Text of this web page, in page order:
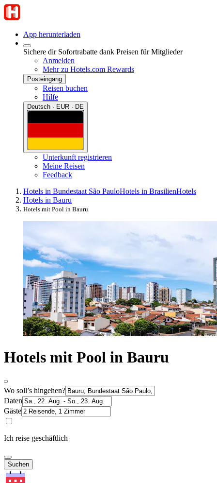
App herunterladen
Sichere dir Sofortrabatte dank Preisen für Mitglieder
Anmelden
Mehr zu Hotels.com Rewards
Posteingang
Reisen buchen
Hilfe
Deutsch · EUR · DE
Unterkunft registrieren
Meine Reisen
Feedback
Hotels in Bundestaat São PauloHotels in BrasilienHotels
Hotels in Bauru
Hotels mit Pool in Bauru
Hotels mit Pool in Bauru
Wo soll’s hingehen?
Daten
Gäste
Ich reise geschäftlich
Suchen